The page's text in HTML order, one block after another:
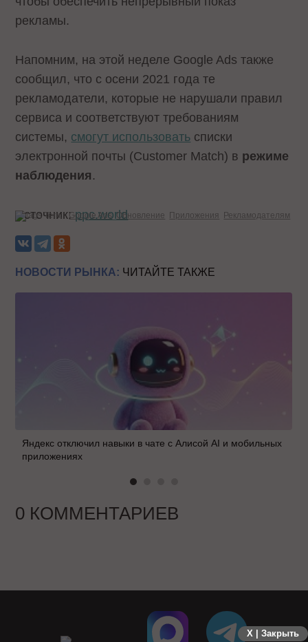
рекламы.
Напомним, на этой неделе Google Ads также
сообщил, что с осени 2021 года те
рекламодатели, которые не нарушали правил
сервиса и соответствуют требованиям
системы, смогут использовать списки
электронной почты (Customer Match) в режиме
наблюдения .
Источник:ppc.world
Теги: Google Ads Обновление Приложения Рекламодателям
НОВОСТИ РЫНКА: ЧИТАЙТЕ ТАКЖЕ
Яндекс отключил навыки в чате с Алисой AI и мобильных
приложениях
0 КОММЕНТАРИЕВ
X | Закрыть